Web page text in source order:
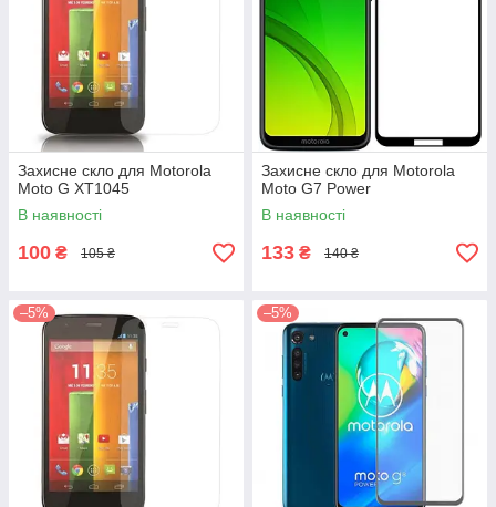
Захисне скло для Motorola
Moto G XT1045
В наявності
100 ₴ 105 ₴
Захисне скло для Motorola
Moto G7 Power
В наявності
133 ₴ 140 ₴
–5% –5%